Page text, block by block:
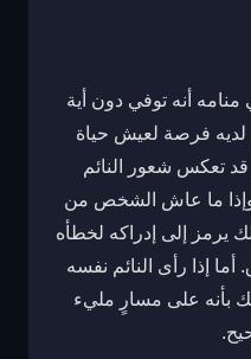
أنه توفي دون أية
فرصة لعيش حياة
تعكس شعور النائم
وإذا ما عاش الشخص من
يرمز إلى إدراكه لخطأه
إذا رأى النائم نفسه
بأنه على مسارٍ مليء